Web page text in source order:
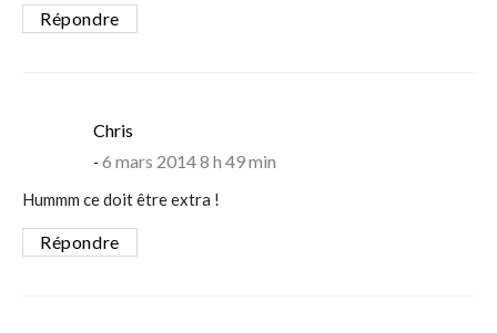
Répondre
Chris
6 mars 2014 8 h 49 min
Hummm ce doit être extra !
Répondre